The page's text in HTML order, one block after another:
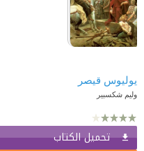
يوليوس قيصر
وليم شكسبير
تحميل الكتاب